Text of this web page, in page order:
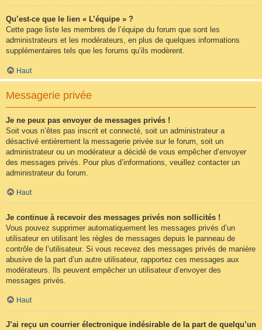
Qu’est-ce que le lien « L’équipe » ?
Cette page liste les membres de l’équipe du forum que sont les
administrateurs et les modérateurs, en plus de quelques informations
supplémentaires tels que les forums qu’ils modèrent.
Haut
Messagerie privée
Je ne peux pas envoyer de messages privés !
Soit vous n’êtes pas inscrit et connecté, soit un administrateur a
désactivé entièrement la messagerie privée sur le forum, soit un
administrateur ou un modérateur a décidé de vous empêcher d’envoyer
des messages privés. Pour plus d’informations, veuillez contacter un
administrateur du forum.
Haut
Je continue à recevoir des messages privés non sollicités !
Vous pouvez supprimer automatiquement les messages privés d’un
utilisateur en utilisant les règles de messages depuis le panneau de
contrôle de l’utilisateur. Si vous recevez des messages privés de manière
abusive de la part d’un autre utilisateur, rapportez ces messages aux
modérateurs. Ils peuvent empêcher un utilisateur d’envoyer des
messages privés.
Haut
J’ai reçu un courrier électronique indésirable de la part de quelqu’un